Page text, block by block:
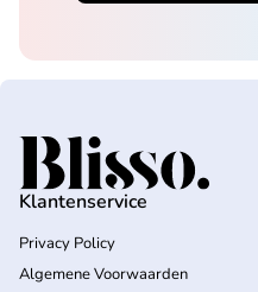
Home
Klantenservice
Privacy Policy
Algemene Voorwaarden